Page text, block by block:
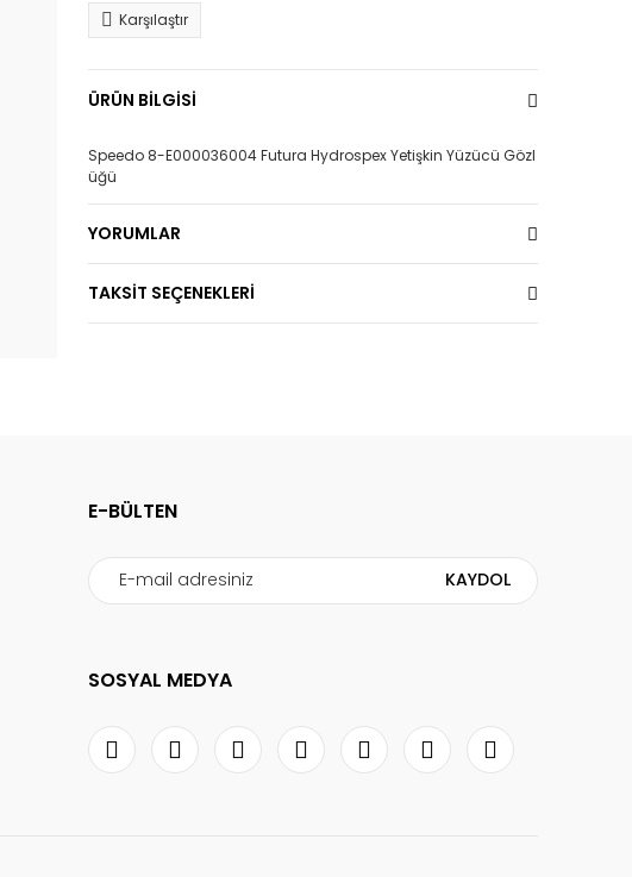
Karşılaştır
ÜRÜN BİLGİSİ
Speedo 8-E000036004 Futura Hydrospex Yetişkin Yüzücü Gözl
üğü
YORUMLAR
TAKSİT SEÇENEKLERİ
E-BÜLTEN
KAYDOL
SOSYAL MEDYA